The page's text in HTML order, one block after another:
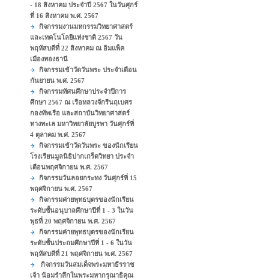
- 18 สิงหาคม ประจำปี 2567 ในวันศุกร์
ที่ 16 สิงหาคม พ.ศ. 2567
กิจกรรมงานมหกรรมวิทยาศาสตร์
และเทคโนโลยีแห่งชาติ 2567 วัน
พฤหัสบดีที่ 22 สิงหาคม ณ อิมแพ็ค
เมืองทองธานี
กิจกรรมเข้าวัดวันพระ ประจำเดือน
กันยายน พ.ศ. 2567
กิจกรรมทัศนศึกษาประจำปีการ
ศึกษา 2567 ณ เรือหลวงจักรีนฤเบศร
กองทัพเรือ และสถาบันวิทยาศาสตร์
ทางทะเล มหาวิทยาลัยบูรพา วันศุกร์ที่
4 ตุลาคม พ.ศ. 2567
กิจกรรมเข้าวัดวันพระ ของนักเรียน
โรงเรียนมูลนิธิปากเกร็ดวิทยา ประจำ
เดือนพฤศจิกายน พ.ศ. 2567
กิจกรรมวันลอยกระทง วันศุกร์ที่ 15
พฤศจิกายน พ.ศ. 2567
กิจกรรมค่ายพุทธบุตรของนักเรียน
ระดับชั้นอนุบาลศึกษาปีที่ 1 - 3 ในวัน
พุธที่ 20 พฤศจิกายน พ.ศ. 2567
กิจกรรมค่ายพุทธบุตรของนักเรียน
ระดับชั้นประถมศึกษาปีที่ 1 - 6 ในวัน
พฤหัสบดีที่ 21 พฤศจิกายน พ.ศ. 2567
กิจกรรมวันสมเด็จพระมหาธีรราช
เจ้า น้อมรำลึกในพระมหากรุณาธิคุณ